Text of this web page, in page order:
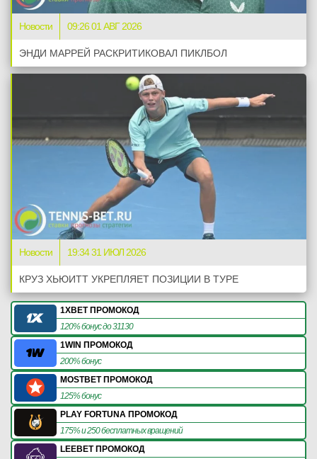
Новости 09:26 01 АВГ 2026
ЭНДИ МАРРЕЙ РАСКРИТИКОВАЛ ПИКЛБОЛ
Новости 19:34 31 ИЮЛ 2026
КРУЗ ХЬЮИТТ УКРЕПЛЯЕТ ПОЗИЦИИ В ТУРЕ
1XBET ПРОМОКОД
120% бонус до 31130
1WIN ПРОМОКОД
200% бонус
MOSTBET ПРОМОКОД
125% бонус
PLAY FORTUNA ПРОМОКОД
175% и 250 бесплатных вращений
LEEBET ПРОМОКОД